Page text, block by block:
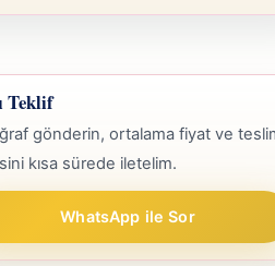
Teklif
gönderin, ortalama fiyat ve
kısa sürede iletelim.
WhatsApp ile Sor